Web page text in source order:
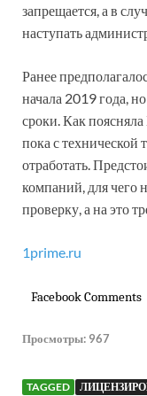
запрещается, а в
наступать
Ранее
начала 2019 года,
сроки. Как поясняла
пока с технической
отработать.
компаний, для чего
проверку, а на это
1prime.ru
Facebook Comments
Просмотры: 967
TAGGED